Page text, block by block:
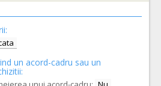
un acord-cadru sau un